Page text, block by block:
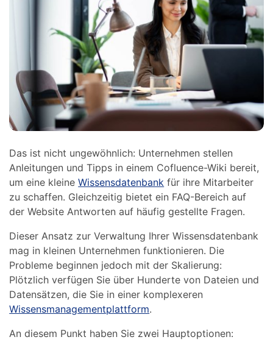
Das ist nicht ungewöhnlich: Unternehmen stellen
Anleitungen und Tipps in einem Cofluence-Wiki bereit,
um eine kleineWissensdatenbank für ihre Mitarbeiter
zu schaffen. Gleichzeitig bietet ein FAQ-Bereich auf
der Website Antworten auf häufig gestellte Fragen.
Dieser Ansatz zur Verwaltung Ihrer Wissensdatenbank
mag in kleinen Unternehmen funktionieren. Die
Probleme beginnen jedoch mit der Skalierung:
Plötzlich verfügen Sie über Hunderte von Dateien und
Datensätzen, die Sie in einer komplexeren
Wissensmanagementplattform.
An diesem Punkt haben Sie zwei Hauptoptionen: